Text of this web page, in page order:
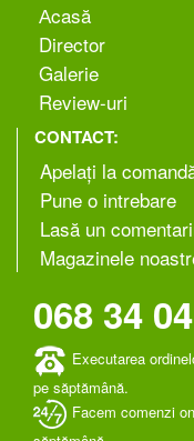
Аcasă
Director
Galerie
Review-uri
CONTACT:
Apelați la
Pune o intrebare
Lasă un
Magazinele
068 34
Executarea
pe săptămână.
Facem comenzi